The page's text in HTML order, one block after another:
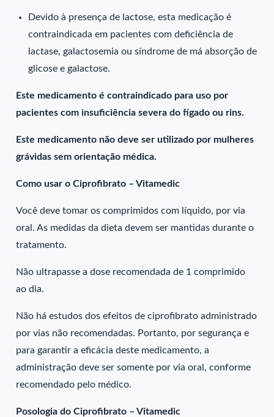
Devido à presença de lactose, esta medicação é
contraindicada em pacientes com deficiência de
lactase, galactosemia ou síndrome de má absorção de
glicose e galactose.
Este medicamento é contraindicado para uso por
pacientes com insuficiência severa do fígado ou rins.
Este medicamento não deve ser utilizado por mulheres
grávidas sem orientação médica.
Como usar o Ciprofibrato – Vitamedic
Você deve tomar os comprimidos com líquido, por via
oral. As medidas da dieta devem ser mantidas durante o
tratamento.
Não ultrapasse a dose recomendada de 1 comprimido
ao dia.
Não há estudos dos efeitos de ciprofibrato administrado
por vias não recomendadas. Portanto, por segurança e
para garantir a eficácia deste medicamento, a
administração deve ser somente por via oral, conforme
recomendado pelo médico.
Posologia do Ciprofibrato – Vitamedic